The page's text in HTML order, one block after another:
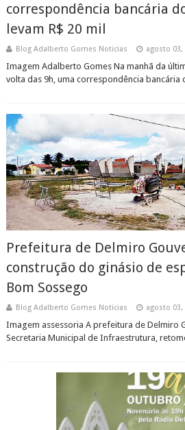
correspondência bancária
levam R$ 20 mil
Blog Adalberto Gomes Noticias agosto 03,
Imagem Adalberto Gomes Na manhã da
volta das 9h, uma correspondência bancária
Prefeitura de Delmiro
construção do ginásio de
Bom Sossego
Blog Adalberto Gomes Noticias agosto 03,
Imagem assessoria A prefeitura de Delmiro
Secretaria Municipal de Infraestrutura,